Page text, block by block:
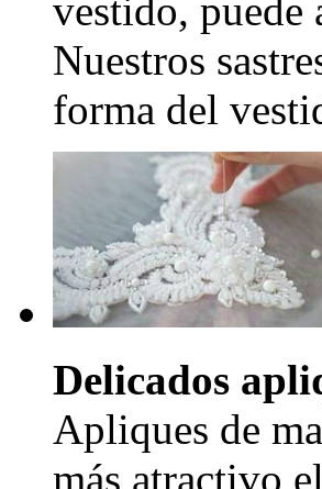
vestido, puede
Nuestros
forma del
Delicados
Apliques de
más atractivo